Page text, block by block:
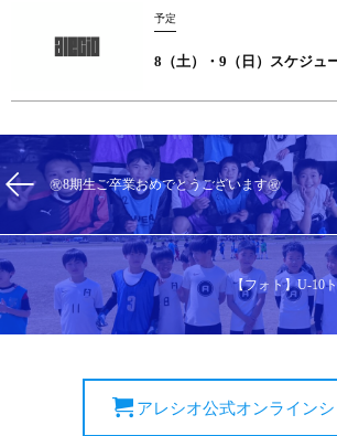
予定
8（土）・9（日）スケジュ
㊗️8期生ご卒業おめでとうございます㊗️
【フォト】U-10
アレシオ公式オンライン